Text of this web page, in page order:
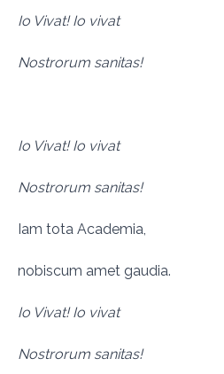
Io Vivat! Io vivat
Nostrorum sanitas!
Io Vivat! Io vivat
Nostrorum sanitas!
Iam tota Academia,
nobiscum amet gaudia.
Io Vivat! Io vivat
Nostrorum sanitas!